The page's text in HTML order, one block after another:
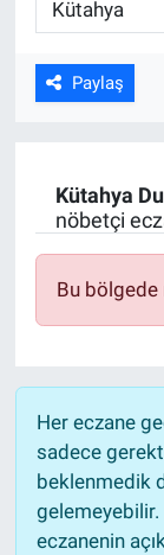
Paylaş
Kütahya
nöbetçi
Bu bölgede
Her eczane
sadece
beklenmedik
gelemeyebilir.
eczanenin